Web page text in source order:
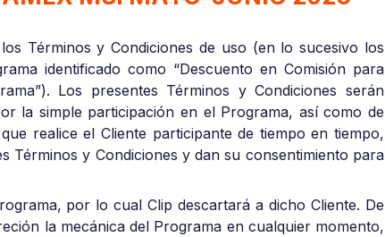
Términos y Condiciones de uso (en lo sucesivo los
identificado como “Descuento en Comisión para
Los presentes Términos y Condiciones serán
la simple participación en el Programa, así como de
realice el Cliente participante de tiempo en tiempo,
Términos y Condiciones y dan su consentimiento para
por lo cual Clip descartará a dicho Cliente. De
la mecánica del Programa en cualquier momento,